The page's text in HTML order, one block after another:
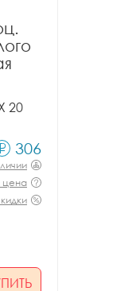
20
306
цена